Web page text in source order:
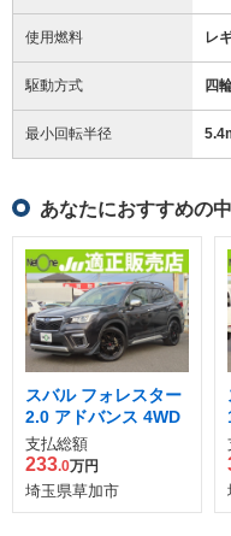
使用燃料 レ
駆動方式 四
最小回転半径 5.4
あなたにおすすめの
スバル フォレスター
2.0 アドバンス 4WD
支払総額
233.0万円
埼玉県草加市